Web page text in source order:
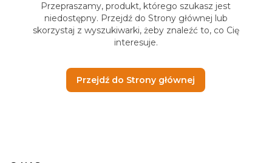
Przepraszamy, produkt, którego szukasz jest
niedostępny. Przejdź do Strony głównej lub
skorzystaj z wyszukiwarki, żeby znaleźć to, co Cię
interesuje.
Przejdź do Strony głównej